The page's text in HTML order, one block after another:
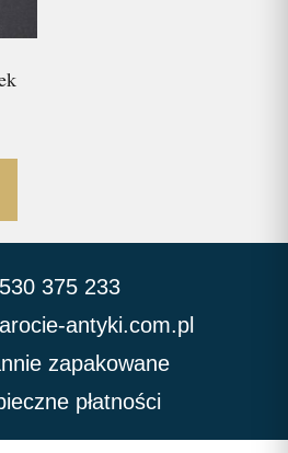
530 375 233
antyki.com.pl
zapakowane
płatności